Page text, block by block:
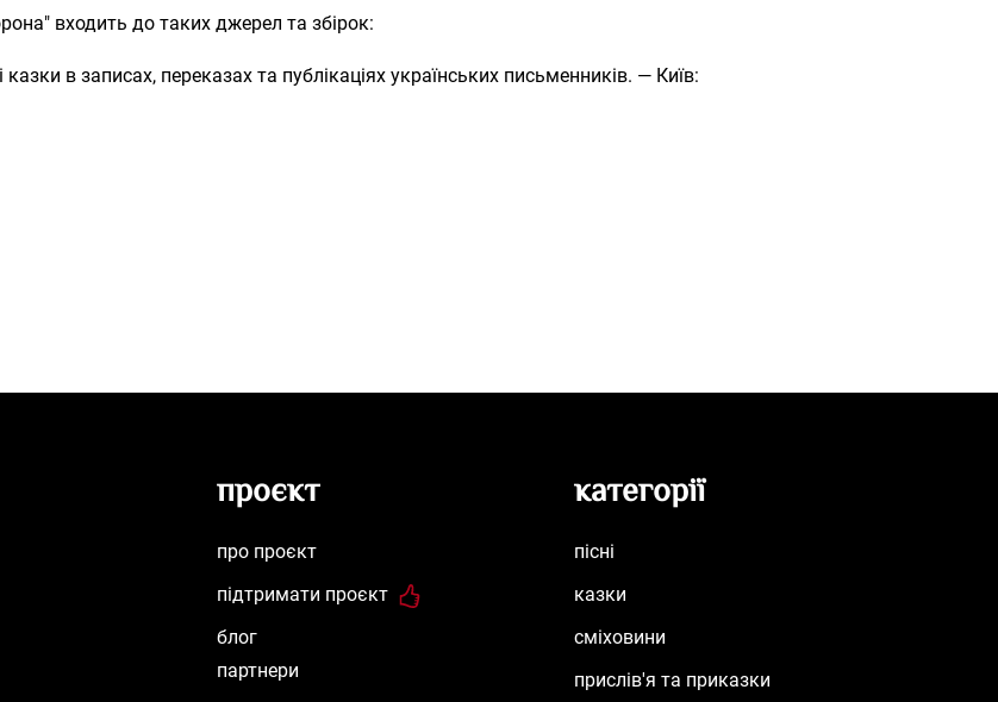
входить до таких джерел та збірок:
в записах, переказах та публікаціях українських письменників. — Київ:
проєкт
про проєкт
підтримати проєкт
блог
партнери
категорії
пісні
казки
сміховини
прислів'я та приказки